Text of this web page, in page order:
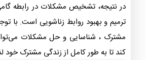
در نتیجه، تشخیص مشکلات در رابطه
ترمیم و بهبود روابط زناشویی است. با
مشترک ، شناسایی و حل مشکلات
کند تا به طور کامل از زندگی مشترک خود